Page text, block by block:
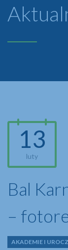
13
luty
Bal
–
AKADEMIE I